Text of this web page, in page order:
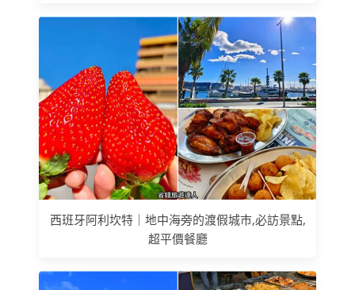
西班牙阿利坎特｜地中海旁的渡假城市,必訪景點,
超平價餐廳